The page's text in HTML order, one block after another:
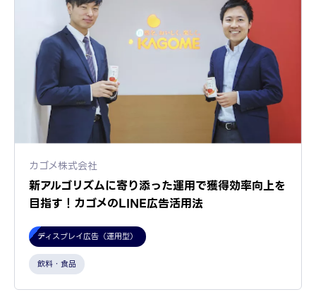
カゴメ株式会社
新アルゴリズムに寄り添った運用で獲得効率向上を
目指す！カゴメのLINE広告活用法
ディスプレイ広告（運用型）
飲料・食品